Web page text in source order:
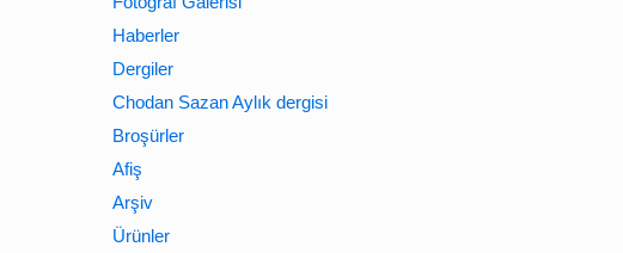
Haberler
Dergiler
Chodan Sazan Aylık dergisi
Broşürler
Afiş
Arşiv
Ürünler